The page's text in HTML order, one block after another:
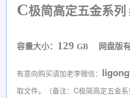
C极简高定五金系列
容量大小： 129 GB 网盘版
有意向购买请加老李微信：
取文件。（备注：C极简高定五金系